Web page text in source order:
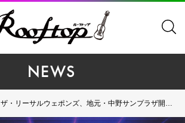
NEWS
ザ・リーサルウェポンズ、地元・中野サンプラザ開催のワンマンライブに声優アーティストの上坂すみれがゲスト出演決定！